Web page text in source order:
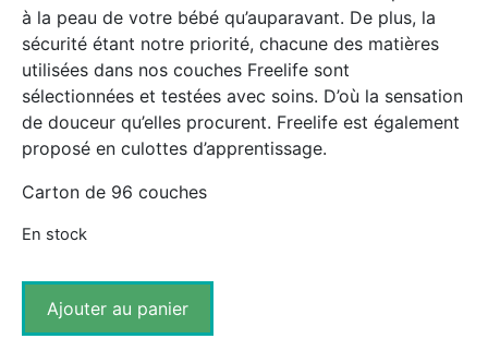
à la peau de votre bébé qu’auparavant. De plus, la
sécurité étant notre priorité, chacune des matières
utilisées dans nos couches Freelife sont
sélectionnées et testées avec soins. D’où la sensation
de douceur qu’elles procurent. Freelife est également
proposé en culottes d’apprentissage.
Carton de 96 couches
En stock
Ajouter au panier